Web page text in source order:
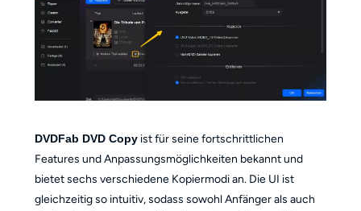
DVDFab DVD Copyist für seine fortschrittlichen
Features und Anpassungsmöglichkeiten bekannt und
bietet sechs verschiedene Kopiermodi an. Die UI ist
gleichzeitig so intuitiv, sodass sowohl Anfänger als auch